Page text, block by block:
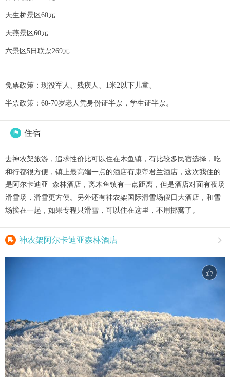
天生桥景区60元
天燕景区60元
六景区5日联票269元
免票政策：现役军人、残疾人、1米2以下儿童、
半票政策：60-70岁老人凭身份证半票，学生证半票。
 住宿
去神农架旅游，追求性价比可以住在木鱼镇，有比较多民宿选择，吃
和行都很方便，镇上最高端一点的酒店有康帝君兰酒店，这次我住的
是阿尔卡迪亚 森林酒店，离木鱼镇有一点距离，但是酒店对面有夜场
滑雪场，滑雪更方便。另外还有神农架国际滑雪场假日大酒店，和雪
场挨在一起，如果专程只滑雪，可以住在这里，不用挪窝了。
 神农架阿尔卡迪亚森林酒店 